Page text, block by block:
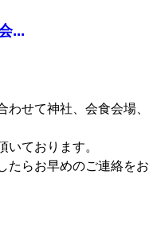
...
せて神社、会食会場、
いております。
たらお早めのご連絡をお